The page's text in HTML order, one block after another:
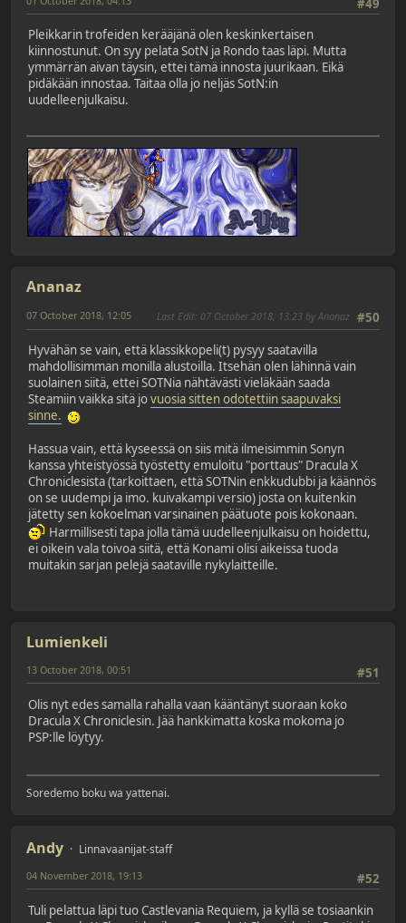
#49
Pleikkarin trofeiden kerääjänä olen keskinkertaisen
kiinnostunut. On syy pelata SotN ja Rondo taas läpi. Mutta
ymmärrän aivan täysin, ettei tämä innosta juurikaan. Eikä
pidäkään innostaa. Taitaa olla jo neljäs SotN:in
uudelleenjulkaisu.
Ananaz
#50
07 October 2018, 12:05 Last Edit: 07 October 2018, 13:23 by Ananaz
Hyvähän se vain, että klassikkopeli(t) pysyy saatavilla
mahdollisimman monilla alustoilla. Itsehän olen lähinnä vain
suolainen siitä, ettei SOTNia nähtävästi vieläkään saada
Steamiin vaikka sitä jovuosia sitten odotettiin saapuvaksi
sinne.
Hassua vain, että kyseessä on siis mitä ilmeisimmin Sonyn
kanssa yhteistyössä työstetty emuloitu "porttaus" Dracula X
Chroniclesista (tarkoittaen, että SOTNin enkkudubbi ja käännös
on se uudempi ja imo. kuivakampi versio) josta on kuitenkin
jätetty sen kokoelman varsinainen päätuote pois kokonaan.
Harmillisesti tapa jolla tämä uudelleenjulkaisu on hoidettu,
ei oikein vala toivoa siitä, että Konami olisi aikeissa tuoda
muitakin sarjan pelejä saataville nykylaitteille.
Lumienkeli
#51
13 October 2018, 00:51
Olis nyt edes samalla rahalla vaan kääntänyt suoraan koko
Dracula X Chroniclesin. Jää hankkimatta koska mokoma jo
PSP:lle löytyy.
Soredemo boku wa yattenai.
Andy Linnavaanijat-staff
#52
04 November 2018, 19:13
Tuli pelattua läpi tuo Castlevania Requiem, ja kyllä se tosiaankin